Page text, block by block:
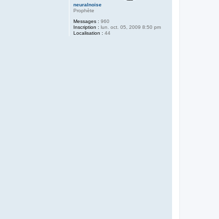
neuralnoise
Prophète
Messages : 960
Inscription : lun. oct. 05, 2009 8:50 pm
Localisation : 44